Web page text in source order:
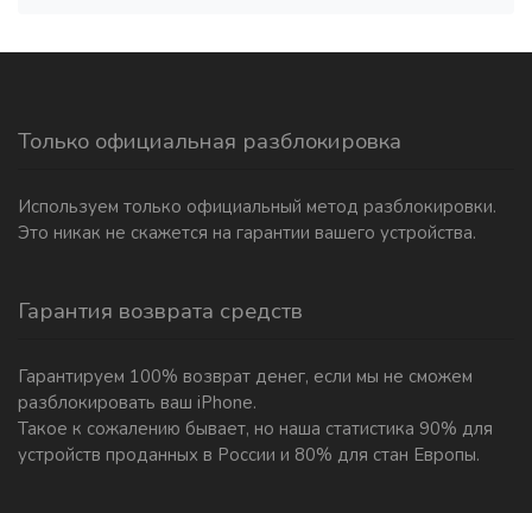
Только официальная разблокировка
Используем только официальный метод разблокировки.
Это никак не скажется на гарантии вашего устройства.
Гарантия возврата средств
Гарантируем 100% возврат денег, если мы не сможем
разблокировать ваш iPhone.
Такое к сожалению бывает, но наша статистика 90% для
устройств проданных в России и 80% для стан Европы.